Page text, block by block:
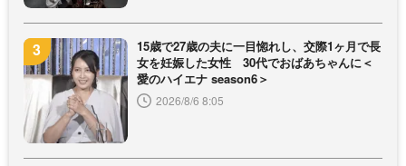
15歳で27歳の夫に一目惚れし、交際1ヶ月で長
女を妊娠した女性 30代でおばあちゃんに＜
愛のハイエナ season6＞
2026/8/6 8:05